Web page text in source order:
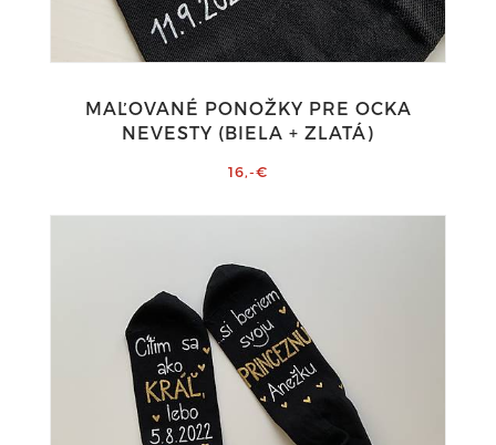
MAĽOVANÉ PONOŽKY PRE OCKA
NEVESTY (BIELA + ZLATÁ)
16,-€